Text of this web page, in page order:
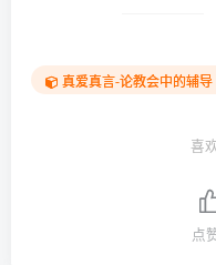
真爱真言-论教会中的辅
喜
点